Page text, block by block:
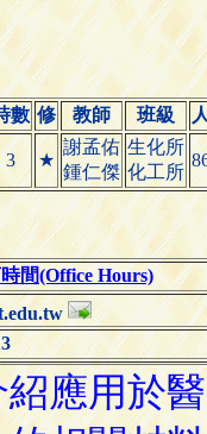
數 修 教師 班級
3 ★
謝孟佑
鍾仁傑
生化所
化工所
間(Office Hours)